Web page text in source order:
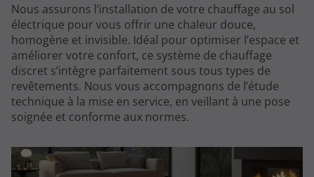
Nous assurons l’installation de votre chauffage au sol
électrique pour vous offrir une chaleur douce,
homogène et invisible. Idéal pour optimiser l’espace et
améliorer votre confort, ce système de chauffage
discret s’intègre parfaitement sous tous types de
revêtements. Nous vous accompagnons de l’étude
technique à la mise en service, en veillant à une pose
soignée et conforme aux normes.